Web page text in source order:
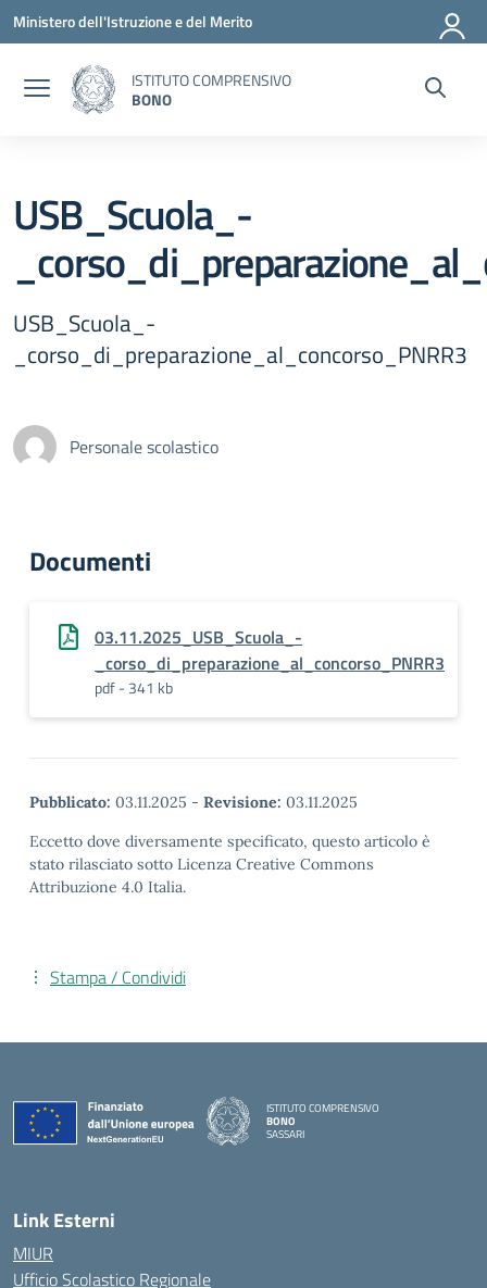
Vai ai contenuti
Vai al menu di navigazione
Vai al footer
Ministero dell'Istruzione e del Merito
ISTITUTO COMPRENSIVO
BONO
USB_Scuola_-
USB_Scuola_-
_corso_di_preparazione_al_concorso_PNRR3
Personale scolastico
Documenti
03.11.2025_USB_Scuola_-
_corso_di_preparazione_al_concorso_PNRR3
pdf - 341 kb
Pubblicato: 03.11.2025 - Revisione: 03.11.2025
Eccetto dove diversamente specificato, questo articolo è
stato rilasciato sotto Licenza Creative Commons
Attribuzione 4.0 Italia.
Stampa / Condividi
ISTITUTO COMPRENSIVO
BONO
SASSARI
Link Esterni
MIUR
Ufficio Scolastico Regionale